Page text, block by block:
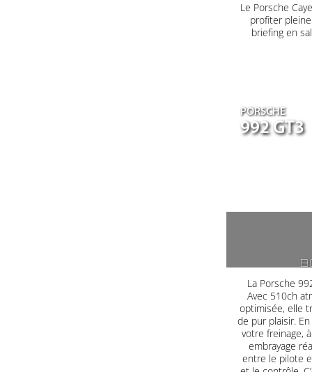
Le Porsche
profiter
briefing en
PORSCHE
992 GT3
La Porsche
Avec 510ch
optimisée, elle
de pur plaisir.
votre freinage,
embrayage
entre le pilote